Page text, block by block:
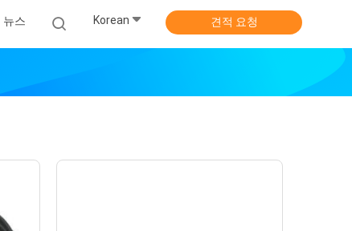
뉴스 Korean 견적 요청